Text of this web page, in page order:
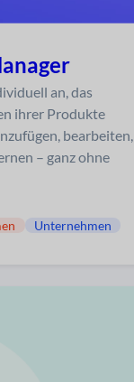
an, das
ihrer Produkte
bearbeiten,
– ganz ohne
Unternehmen